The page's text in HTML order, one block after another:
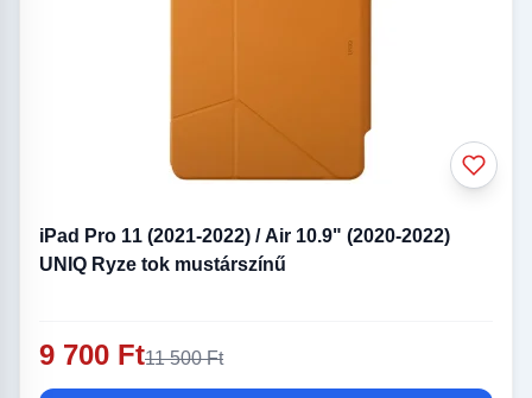
iPad Pro 11 (2021-2022) / Air 10.9" (2020-2022)
UNIQ Ryze tok mustárszínű
9 700 Ft11 500 Ft